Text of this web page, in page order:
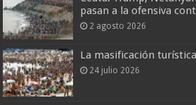
pasan a la ofensiva
2 agosto 2026
La masificación
24 julio 2026